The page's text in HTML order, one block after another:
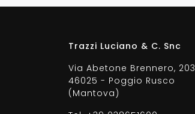
Trazzi Luciano & C. Snc
Via Abetone Brennero, 203
46025 - Poggio Rusco
(Mantova)